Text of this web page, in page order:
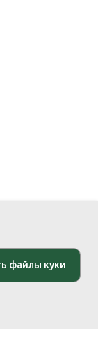
файлы куки